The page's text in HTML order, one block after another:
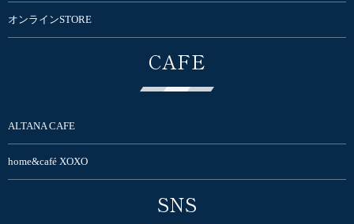
オンラインSTORE
CAFE
ALTANA CAFE
home&café XOXO
SNS